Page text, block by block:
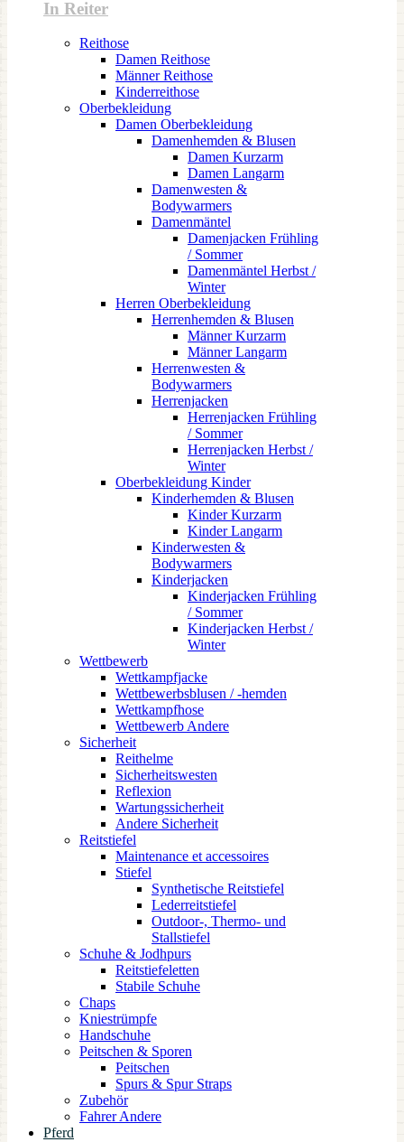
In Reiter
Reithose
Damen Reithose
Männer Reithose
Kinderreithose
Oberbekleidung
Damen Oberbekleidung
Damenhemden & Blusen
Damen Kurzarm
Damen Langarm
Damenwesten &
Bodywarmers
Damenmäntel
Damenjacken Frühling
/ Sommer
Damenmäntel Herbst /
Winter
Herren Oberbekleidung
Herrenhemden & Blusen
Männer Kurzarm
Männer Langarm
Herrenwesten &
Bodywarmers
Herrenjacken
Herrenjacken Frühling
/ Sommer
Herrenjacken Herbst /
Winter
Oberbekleidung Kinder
Kinderhemden & Blusen
Kinder Kurzarm
Kinder Langarm
Kinderwesten &
Bodywarmers
Kinderjacken
Kinderjacken Frühling
/ Sommer
Kinderjacken Herbst /
Winter
Wettbewerb
Wettkampfjacke
Wettbewerbsblusen / -hemden
Wettkampfhose
Wettbewerb Andere
Sicherheit
Reithelme
Sicherheitswesten
Reflexion
Wartungssicherheit
Andere Sicherheit
Reitstiefel
Maintenance et accessoires
Stiefel
Synthetische Reitstiefel
Lederreitstiefel
Outdoor-, Thermo- und
Stallstiefel
Schuhe & Jodhpurs
Reitstiefeletten
Stabile Schuhe
Chaps
Kniestrümpfe
Handschuhe
Peitschen & Sporen
Peitschen
Spurs & Spur Straps
Zubehör
Fahrer Andere
Pferd